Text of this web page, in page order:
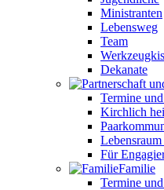
Ministranten
Lebensweg
Team
Dekanate
Termine
Kirchlich
Für
Familie
Termine